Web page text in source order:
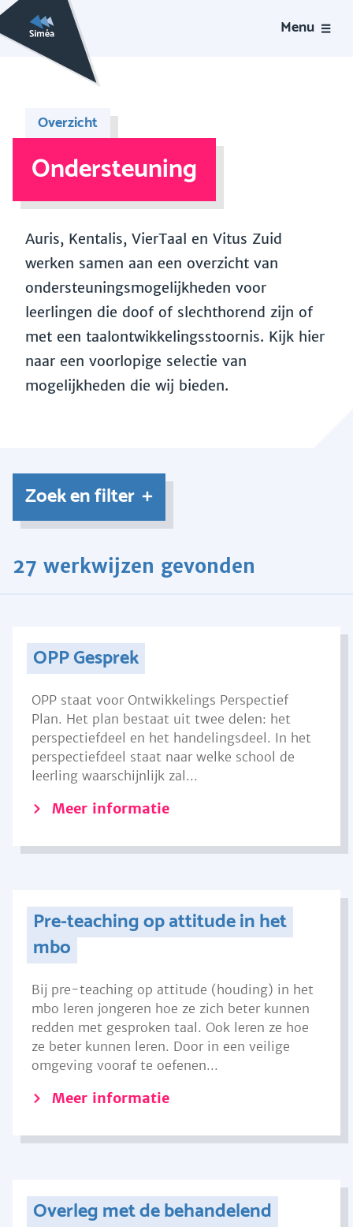
Menu
Overzicht
Ondersteuning
Auris, Kentalis, VierTaal en Vitus Zuid
werken samen aan een overzicht van
ondersteuningsmogelijkheden voor
leerlingen die doof of slechthorend zijn of
met een taalontwikkelingsstoornis. Kijk hier
naar een voorlopige selectie van
mogelijkheden die wij bieden.
Zoek en filter
27 werkwijzen gevonden
OPP Gesprek
OPP staat voor Ontwikkelings Perspectief
Plan. Het plan bestaat uit twee delen: het
perspectiefdeel en het handelingsdeel. In het
perspectiefdeel staat naar welke school de
leerling waarschijnlijk zal...
Meer informatie
Pre-teaching op attitude in het
mbo
Bij pre-teaching op attitude (houding) in het
mbo leren jongeren hoe ze zich beter kunnen
redden met gesproken taal. Ook leren ze hoe
ze beter kunnen leren. Door in een veilige
omgeving vooraf te oefenen...
Meer informatie
Overleg met de behandelend